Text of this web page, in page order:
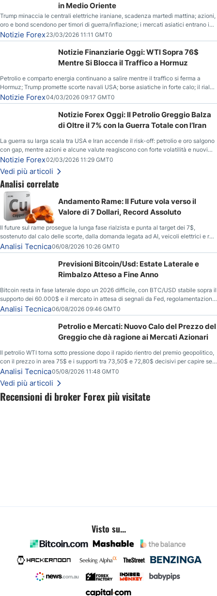
Recensioni di broker Forex più visitate
in Medio Oriente
Trump minaccia le centrali elettriche iraniane, scadenza martedì mattina; azioni,
oro e bond scendono per timori di guerra/inflazione; i mercati asiatici entrano in
correzione; il petrolio greggio resta stabile.
Notizie Forex23/03/2026 11:11 GMT0
Notizie Finanziarie Oggi: WTI Sopra 76$
Mentre Si Blocca il Traffico a Hormuz
Petrolio e comparto energia continuano a salire mentre il traffico si ferma a
Hormuz; Trump promette scorte navali USA; borse asiatiche in forte calo; il rialzo
del gas naturale mette pressione all’euro.
Notizie Forex04/03/2026 09:17 GMT0
Notizie Forex Oggi: Il Petrolio Greggio Balza
di Oltre il 7% con la Guerra Totale con l’Iran
La guerra su larga scala tra USA e Iran accende il risk-off: petrolio e oro salgono
con gap, mentre azioni e alcune valute reagiscono con forte volatilità e nuovi
livelli da monitorare.
Notizie Forex02/03/2026 11:29 GMT0
Vedi più articoli
Analisi correlate
Andamento Rame: Il Future vola verso il
Valore di 7 Dollari, Record Assoluto
Il future sul rame prosegue la lunga fase rialzista e punta al target dei 7$,
sostenuto dal calo delle scorte, dalla domanda legata ad AI, veicoli elettrici e reti
energetiche, e dai timori di deficit produttivo dal 2028.
Analisi Tecnica06/08/2026 10:26 GMT0
Previsioni Bitcoin/Usd: Estate Laterale e
Rimbalzo Atteso a Fine Anno
Bitcoin resta in fase laterale dopo un 2026 difficile, con BTC/USD stabile sopra il
supporto dei 60.000$ e il mercato in attesa di segnali da Fed, regolamentazione
USA ed elezioni di medio termine.
Analisi Tecnica06/08/2026 09:46 GMT0
Petrolio e Mercati: Nuovo Calo del Prezzo del
Greggio che dà ragione ai Mercati Azionari
Il petrolio WTI torna sotto pressione dopo il rapido rientro del premio geopolitico,
con il prezzo in area 75$ e i supporti tra 73,50$ e 72,80$ decisivi per capire se il
ribasso potrà estendersi verso quota 70$.
Analisi Tecnica05/08/2026 11:48 GMT0
Vedi più articoli
Visto su...